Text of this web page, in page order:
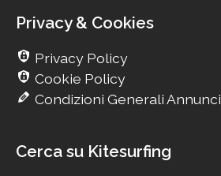
Privacy & Cookies
Privacy Policy
Cookie Policy
Condizioni Generali Annunci
Cerca su Kitesurfing